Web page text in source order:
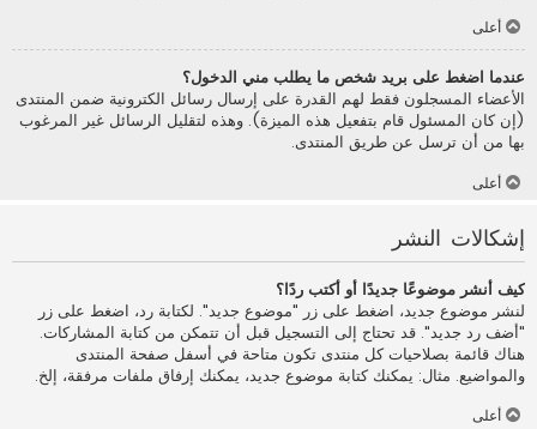
أعلى
عندما اضغط على بريد شخص ما يطلب مني الدخول؟
الأعضاء المسجلون فقط لهم القدرة على إرسال رسائل الكترونية ضمن المنتدى
(إن كان المسئول قام بتفعيل هذه الميزة). وهذه لتقليل الرسائل غير المرغوب
بها من أن ترسل عن طريق المنتدى.
أعلى
إشكالات النشر
كيف أنشر موضوعًا جديدًا أو أكتب ردًا؟
لنشر موضوع جديد، اضغط على زر "موضوع جديد". لكتابة رد، اضغط على زر
"أضف رد جديد". قد تحتاج إلى التسجيل قبل أن تتمكن من كتابة المشاركات.
هناك قائمة بصلاحيات كل منتدى تكون متاحة في أسفل صفحة المنتدى
والمواضيع. مثال: يمكنك كتابة موضوع جديد، يمكنك إرفاق ملفات مرفقة، إلخ.
أعلى